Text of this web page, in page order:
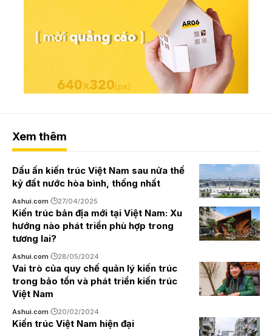
Xem thêm
Dấu ấn kiến trúc Việt Nam sau nửa thế
kỷ đất nước hòa bình, thống nhất
Ashui.com 27/04/2025
Kiến trúc bản địa mới tại Việt Nam: Xu
hướng nào phát triển phù hợp trong
tương lai?
Ashui.com 28/05/2024
Vai trò của quy chế quản lý kiến trúc
trong bảo tồn và phát triển kiến trúc
Việt Nam
Ashui.com 20/02/2024
Kiến trúc Việt Nam hiện đại